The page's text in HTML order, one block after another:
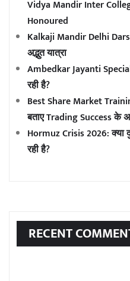
Vidya Mandir Inter
Honoured
Kalkaji Mandir Delhi
अद्भुत यात्रा
Ambedkar Jayanti
रही है?
Best Share Market
बताए Trading Success के
Hormuz Crisis 2026: क्या
रही है?
RECENT